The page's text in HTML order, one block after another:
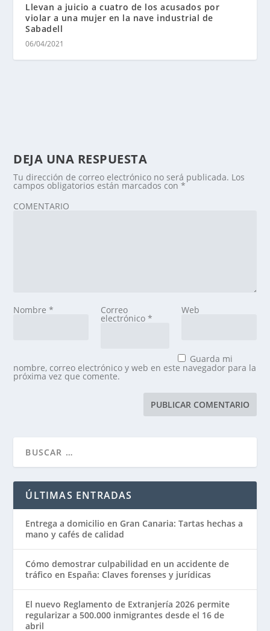
Llevan a juicio a cuatro de los acusados por
violar a una mujer en la nave industrial de
Sabadell
06/04/2021
DEJA UNA RESPUESTA
Tu dirección de correo electrónico no será publicada. Los
campos obligatorios están marcados con*
COMENTARIO
Nombre* Correo
electrónico *
Web
Guarda mi
nombre, correo electrónico y web en este navegador para la
próxima vez que comente.
ÚLTIMAS ENTRADAS
Entrega a domicilio en Gran Canaria: Tartas hechas a
mano y cafés de calidad
Cómo demostrar culpabilidad en un accidente de
tráfico en España: Claves forenses y jurídicas
El nuevo Reglamento de Extranjería 2026 permite
regularizar a 500.000 inmigrantes desde el 16 de
abril